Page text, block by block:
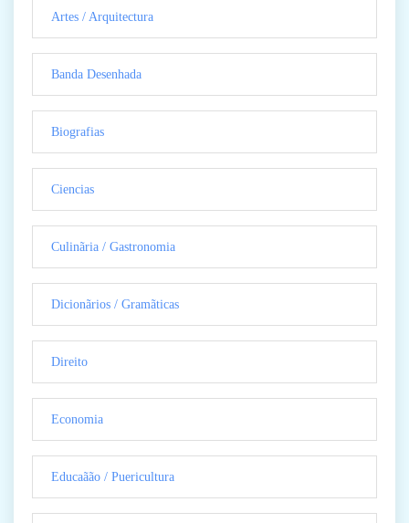
Artes / Arquitectura
Banda Desenhada
Biografias
Ciencias
Culinãria / Gastronomia
Dicionãrios / Gramãticas
Direito
Economia
Educaãão / Puericultura